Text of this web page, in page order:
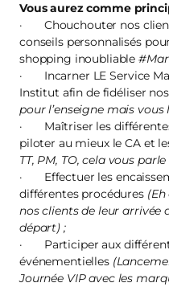
Vous aurez comme
· Chouchouter nos
conseils personnalisés
shopping inoubliable
· Incarner LE Service
Institut afin de fidéliser
pour l’enseigne mais vous
· Maîtriser les
piloter au mieux le CA et
TT, PM, TO, cela vous parle
· Effectuer les
différentes procédures
nos clients de leur arrivée
départ) ;
· Participer aux
événementielles
Journée VIP avec les